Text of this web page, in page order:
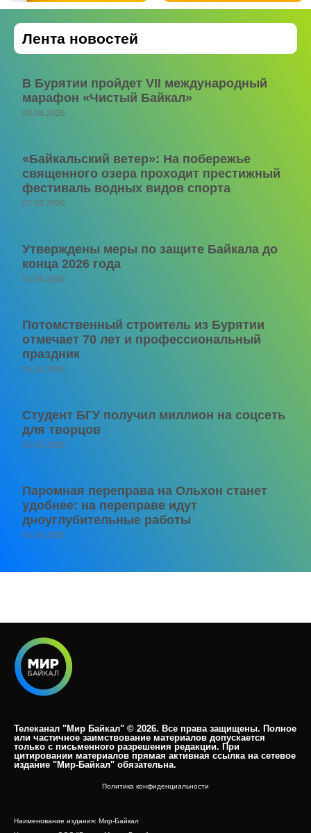
Лента новостей
В Бурятии пройдет VII международный
марафон «Чистый Байкал»
08.08.2026
«Байкальский ветер»: На побережье
священного озера проходит престижный
фестиваль водных видов спорта
07.08.2026
Утверждены меры по защите Байкала до
конца 2026 года
06.08.2026
Потомственный строитель из Бурятии
отмечает 70 лет и профессиональный
праздник
06.08.2026
Студент БГУ получил миллион на соцсеть
для творцов
06.08.2026
Паромная переправа на Ольхон станет
удобнее: на переправе идут
дноуглубительные работы
06.08.2026
Телеканал "Мир Байкал" © 2026. Все права защищены. Полное
или частичное заимствование материалов допускается
только с письменного разрешения редакции. При
цитировании материалов прямая активная ссылка на сетевое
издание "Мир-Байкал" обязательна.​
Политика конфиденциальности
Наименование издания: Мир-Байкал